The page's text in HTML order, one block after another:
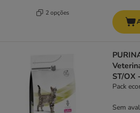
2 opções
ST/OX
Pack
Sem